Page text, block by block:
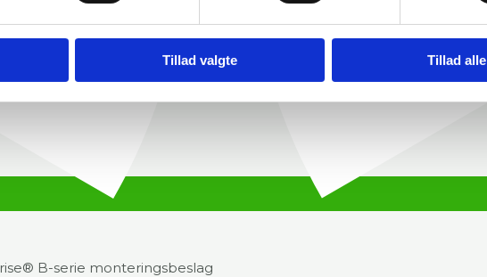
Tillad valgte Tillad alle
B-serie monteringsbeslag